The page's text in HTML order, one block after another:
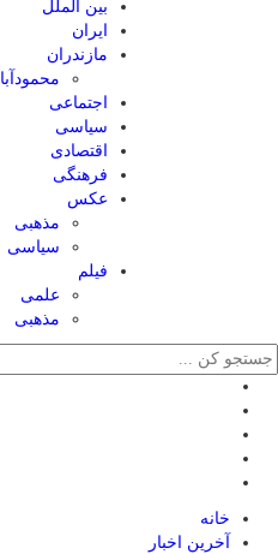
بین الملل
ایران
مازندران
اجتماعی
سیاسی
اقتصادی
فرهنگی
عکس
مذهبی
سیاسی
فیلم
علمی
مذهبی
خانه
آخرین اخبار